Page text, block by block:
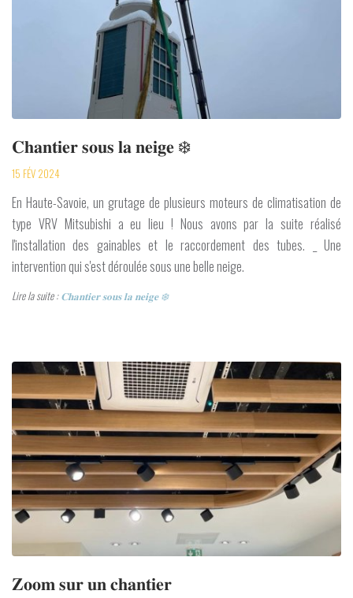
𝐂𝐡𝐚𝐧𝐭𝐢𝐞𝐫 𝐬𝐨𝐮𝐬 𝐥𝐚 𝐧𝐞𝐢𝐠𝐞 ❄️
15 FÉV 2024
En Haute-Savoie, un grutage de plusieurs moteurs de climatisation de
type VRV Mitsubishi a eu lieu ! Nous avons par la suite réalisé
l'installation des gainables et le raccordement des tubes. _ Une
intervention qui s'est déroulée sous une belle neige.
Lire la suite :𝐂𝐡𝐚𝐧𝐭𝐢𝐞𝐫 𝐬𝐨𝐮𝐬 𝐥𝐚 𝐧𝐞𝐢𝐠𝐞 ❄️
𝐙𝐨𝐨𝐦 𝐬𝐮𝐫 𝐮𝐧 𝐜𝐡𝐚𝐧𝐭𝐢𝐞𝐫